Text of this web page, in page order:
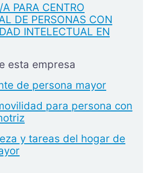
PARA CENTRO
DE PERSONAS CON
INTELECTUAL EN
esta empresa
de persona mayor
para persona con
y tareas del hogar de